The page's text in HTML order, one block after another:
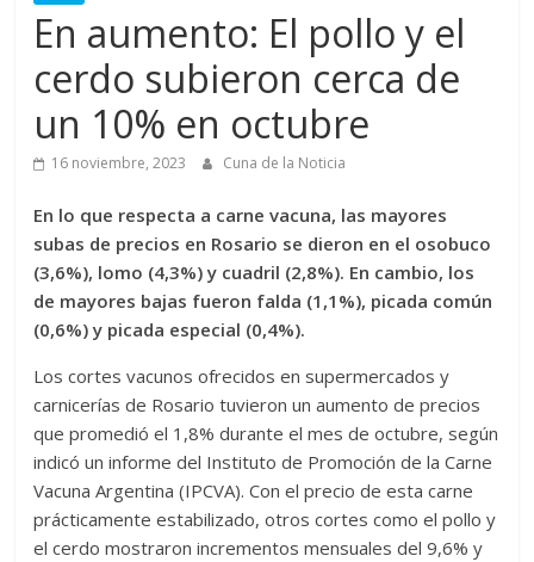
En aumento: El pollo y el
cerdo subieron cerca de
un 10% en octubre
16 noviembre, 2023 Cuna de la Noticia
En lo que respecta a carne vacuna, las mayores
subas de precios en Rosario se dieron en el osobuco
(3,6%), lomo (4,3%) y cuadril (2,8%). En cambio, los
de mayores bajas fueron falda (1,1%), picada común
(0,6%) y picada especial (0,4%).
Los cortes vacunos ofrecidos en supermercados y
carnicerías de Rosario tuvieron un aumento de precios
que promedió el 1,8% durante el mes de octubre, según
indicó un informe del Instituto de Promoción de la Carne
Vacuna Argentina (IPCVA). Con el precio de esta carne
prácticamente estabilizado, otros cortes como el pollo y
el cerdo mostraron incrementos mensuales del 9,6% y